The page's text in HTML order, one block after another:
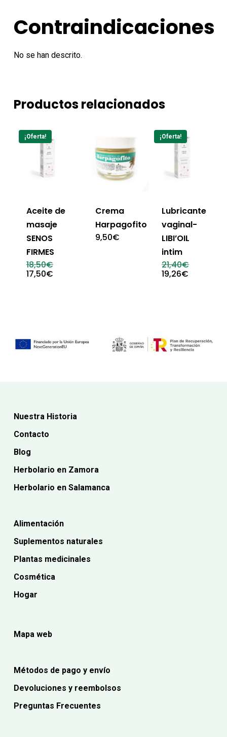
Contraindicaciones
No se han descrito.
Productos relacionados
¡Oferta!
Aceite de
masaje
SENOS
FIRMES
18,50€El
precio
17,50€El
Crema
Harpagofito
9,50€
¡Oferta!
Lubricante
vaginal-
LIBI’OIL
intim
21,40€El
19,26€
Nuestra Historia
Contacto
Blog
Herbolario en Zamora
Herbolario en Salamanca
Alimentación
Suplementos naturales
Plantas medicinales
Cosmética
Hogar
Mapa web
Métodos de pago y envío
Devoluciones y reembolsos
Preguntas Frecuentes